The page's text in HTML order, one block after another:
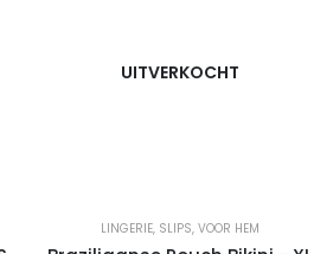
UITVERKOCHT
LINGERIE, SLIPS, VOOR HEM